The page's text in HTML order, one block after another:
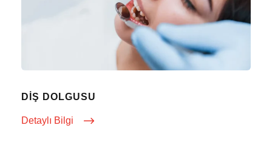
DIŞ DOLGUSU
Detaylı Bilgi